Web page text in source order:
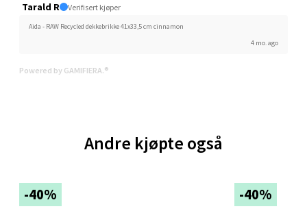
Tarald R Verifisert kjøper
Aida - RAW Recycled dekkebrikke 41x33,5 cm cinnamon
4 mo. ago
Powered by GAMIFIERA.®
Andre kjøpte også
-40% -40%
Steinkjer - Thon Senter Steinkjer
Leirvik - Stord